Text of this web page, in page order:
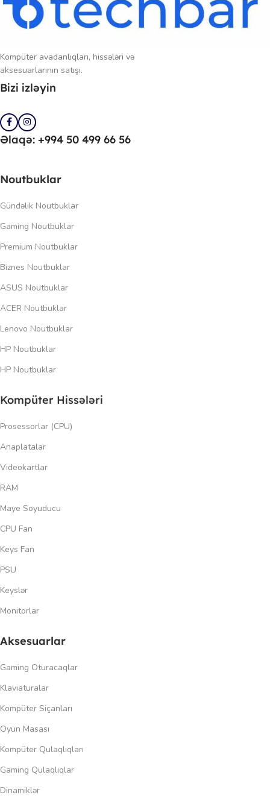
Kompüter avadanlıqları, hissələri və
aksesuarlarının satışı.
Bizi izləyin
Əlaqə: +994 50 499 66 56
Noutbuklar
Gündəlik Noutbuklar
Gaming Noutbuklar
Premium Noutbuklar
Biznes Noutbuklar
ASUS Noutbuklar
ACER Noutbuklar
Lenovo Noutbuklar
HP Noutbuklar
HP Noutbuklar
Kompüter Hissələri
Prosessorlar (CPU)
Anaplatalar
Videokartlar
RAM
Maye Soyuducu
CPU Fan
Keys Fan
PSU
Keyslər
Monitorlar
Aksesuarlar
Gaming Oturacaqlar
Klaviaturalar
Kompüter Siçanları
Oyun Masası
Kompüter Qulaqlıqları
Gaming Qulaqlıqlar
Dinamiklər